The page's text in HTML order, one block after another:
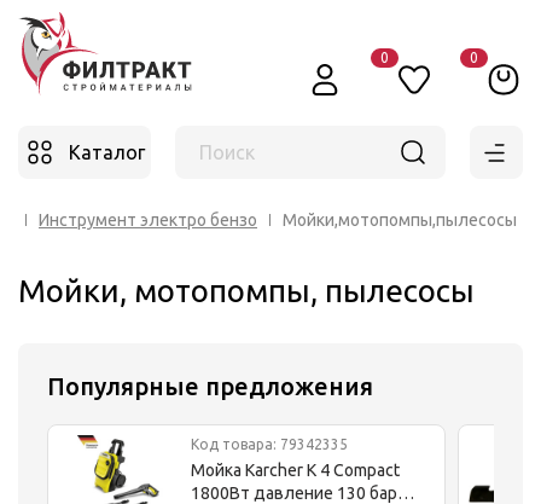
0 0
Каталог Поиск
Инструмент электро бензо Мойки,мотопомпы,пылесосы
Мойки, мотопомпы, пылесосы
Популярные предложения
Код товара: 79342335
Мойка Karcher K 4 Compact
1800Вт давление 130 бар